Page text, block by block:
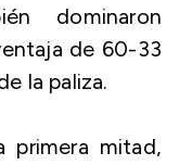
dominaron
de 60-33
la paliza.
primera mitad,